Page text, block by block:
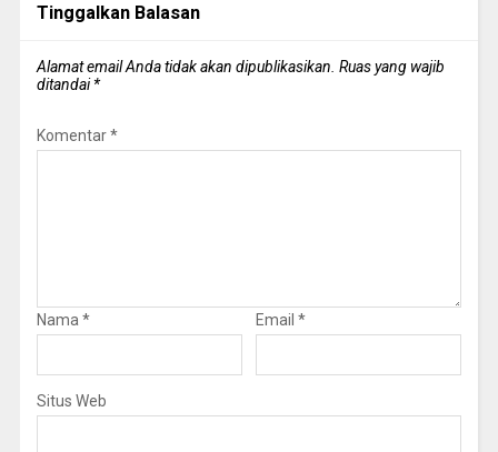
Tinggalkan Balasan
Alamat email Anda tidak akan dipublikasikan. Ruas yang wajib
ditandai*
Komentar*
Nama * Email *
Situs Web